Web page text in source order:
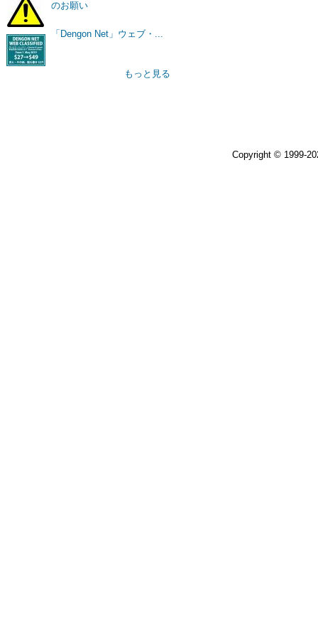
のお願い
「Dengon Net」ウェブ・...
もっと見る
Copyright © 1999-